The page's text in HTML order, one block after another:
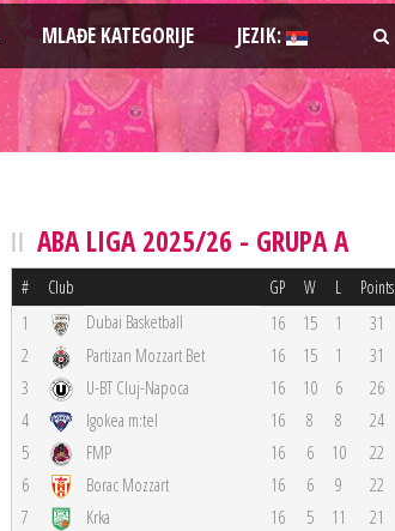
MLAĐE KATEGORIJE JEZIK:
ABA LIGA 2025/26 - GRUPA A
# Club GP W L Points
1 Dubai Basketball 16 15 1
31
2
Partizan Mozzart Bet 16 15 1
31
3
U-BT Cluj-Napoca 16 10 6
26
4
Igokea m:tel 16 8 8
24
5
FMP 16 6 10
22
6
Borac Mozzart 16 6 9
22
7
Krka 16 5 11
21